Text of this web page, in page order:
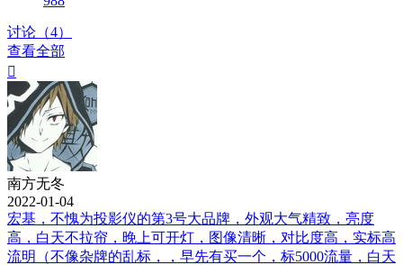
讨论（4）
查看全部

南方无冬
2022-01-04
宏基，不愧为投影仪的第3号大品牌，外观大气精致，亮度
高，白天不拉帘，晚上可开灯，图像清晰，对比度高，实标高
流明（不像杂牌的乱标，，早先有买一个，标5000流量，白天